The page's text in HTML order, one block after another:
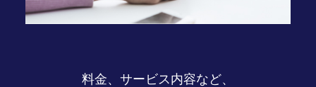
料金、サービス内容など、